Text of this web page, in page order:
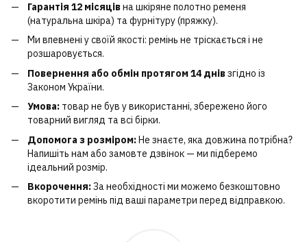
Гарантія 12 місяцівна шкіряне полотно ременя
(натуральна шкіра) та фурнітуру (пряжку).
Ми впевнені у своїй якості: ремінь не тріскається і не
розшаровується.
Повернення або обмін протягом 14 днівзгідно із
Законом України.
Умова: товар не був у використанні, збережено його
товарний вигляд та всі бірки.
Допомога з розміром:Не знаєте, яка довжина потрібна?
Напишіть нам або замовте дзвінок — ми підберемо
ідеальний розмір.
Вкорочення:За необхідності ми можемо безкоштовно
вкоротити ремінь під ваші параметри перед відправкою.